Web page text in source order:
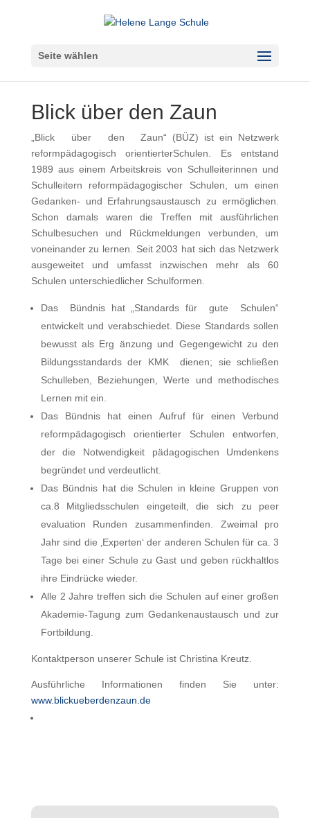
Seite wählen
Blick über den Zaun
„Blick über den Zaun“ (BÜZ) ist ein Netzwerk
reformpädagogisch orientierterSchulen. Es entstand
1989 aus einem Arbeitskreis von Schulleiterinnen und
Schulleitern reformpädagogischer Schulen, um einen
Gedanken- und Erfahrungsaustausch zu ermöglichen.
Schon damals waren die Treffen mit ausführlichen
Schulbesuchen und Rückmeldungen verbunden, um
voneinander zu lernen. Seit 2003 hat sich das Netzwerk
ausgeweitet und umfasst inzwischen mehr als 60
Schulen unterschiedlicher Schulformen.
Das Bündnis hat „Standards für gute Schulen“
entwickelt und verabschiedet. Diese Standards sollen
bewusst als Erg änzung und Gegengewicht zu den
Bildungsstandards der KMK dienen; sie schließen
Schulleben, Beziehungen, Werte und methodisches
Lernen mit ein.
Das Bündnis hat einen Aufruf für einen Verbund
reformpädagogisch orientierter Schulen entworfen,
der die Notwendigkeit pädagogischen Umdenkens
begründet und verdeutlicht.
Das Bündnis hat die Schulen in kleine Gruppen von
ca.8 Mitgliedsschulen eingeteilt, die sich zu peer
evaluation Runden zusammenfinden. Zweimal pro
Jahr sind die ‚Experten‘ der anderen Schulen für ca. 3
Tage bei einer Schule zu Gast und geben rückhaltlos
ihre Eindrücke wieder.
Alle 2 Jahre treffen sich die Schulen auf einer großen
Akademie-Tagung zum Gedankenaustausch und zur
Fortbildung.
Kontaktperson unserer Schule ist Christina Kreutz.
Ausführliche Informationen finden Sie unter:
www.blickueberdenzaun.de